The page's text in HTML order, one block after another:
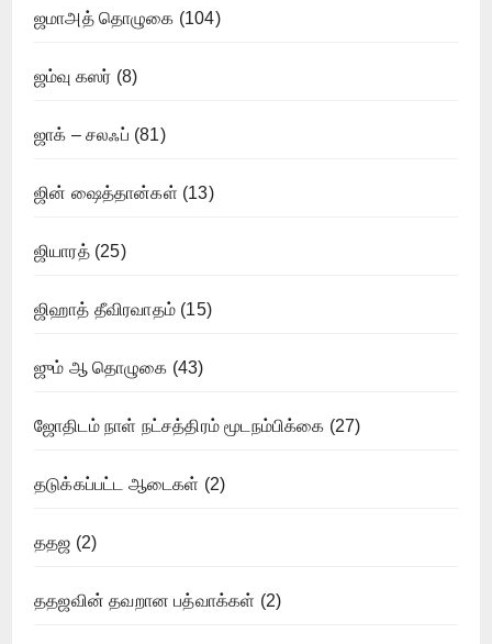
ஜமாஅத் தொழுகை (104)
ஜம்வு கஸர் (8)
ஜாக் – சலஃப் (81)
ஜின் ஷைத்தான்கள் (13)
ஜியாரத்(25)
ஜிஹாத் தீவிரவாதம் (15)
ஜும் ஆ தொழுகை (43)
ஜோதிடம் நாள் நட்சத்திரம் மூடநம்பிக்கை (27)
தடுக்கப்பட்ட ஆடைகள் (2)
ததஜ (2)
ததஜவின் தவறான பத்வாக்கள் (2)